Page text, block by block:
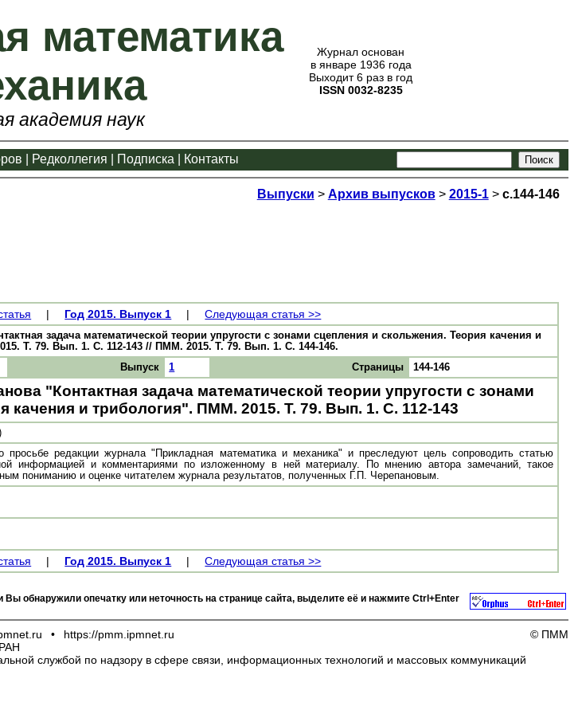
математика
академия наук
Журнал основан
в январе 1936 года
Выходит 6 раз в год
ISSN 0032-8235
Редколлегия Подписка Контакты
Выпуски > Архив выпусков> 2015-1> с.144-146
| Год 2015. Выпуск 1 | Следующая статья >>
задача математической теории упругости с зонами сцепления и скольжения. Теория качения и
Т. 79. Вып. 1. С. 112-143 // ПММ. 2015. Т. 79. Вып. 1. С. 144-146.
Выпуск 1 Страницы
144-146
"Контактная задача математической теории упругости с зонами
качения и трибология". ПММ. 2015. Т. 79. Вып. 1. С. 112-143
)
просьбе редакции журнала "Прикладная математика и механика" и преследуют цель сопроводить статью
информацией и комментариями по изложенному в ней материалу. По мнению автора замечаний, такое
пониманию и оценке читателем журнала результатов, полученных Г.П. Черепановым.
| Год 2015. Выпуск 1 | Следующая статья >>
Вы обнаружили опечатку или неточность на странице сайта, выделите её и нажмите Ctrl+Enter
•
https://pmm.ipmnet.ru
службой по надзору в сфере связи, информационных технологий и массовых коммуникаций
© ПММ